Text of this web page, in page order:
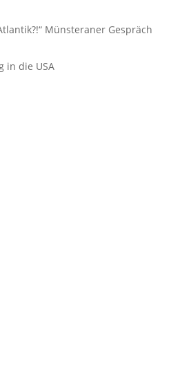
Münsteraner Gespräch
in die USA